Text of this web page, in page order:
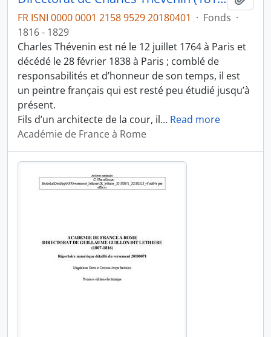
FR ISNI 0000 0001 2158 9529 20180401 · Fonds ·
1816 - 1829
Charles Thévenin est né le 12 juillet 1764 à Paris et
décédé le 28 février 1838 à Paris ; comblé de
responsabilités et d’honneur de son temps, il est
un peintre français qui est resté peu étudié jusqu’à
présent.
Fils d’un architecte de la cour, il… Read more
Académie de France à Rome